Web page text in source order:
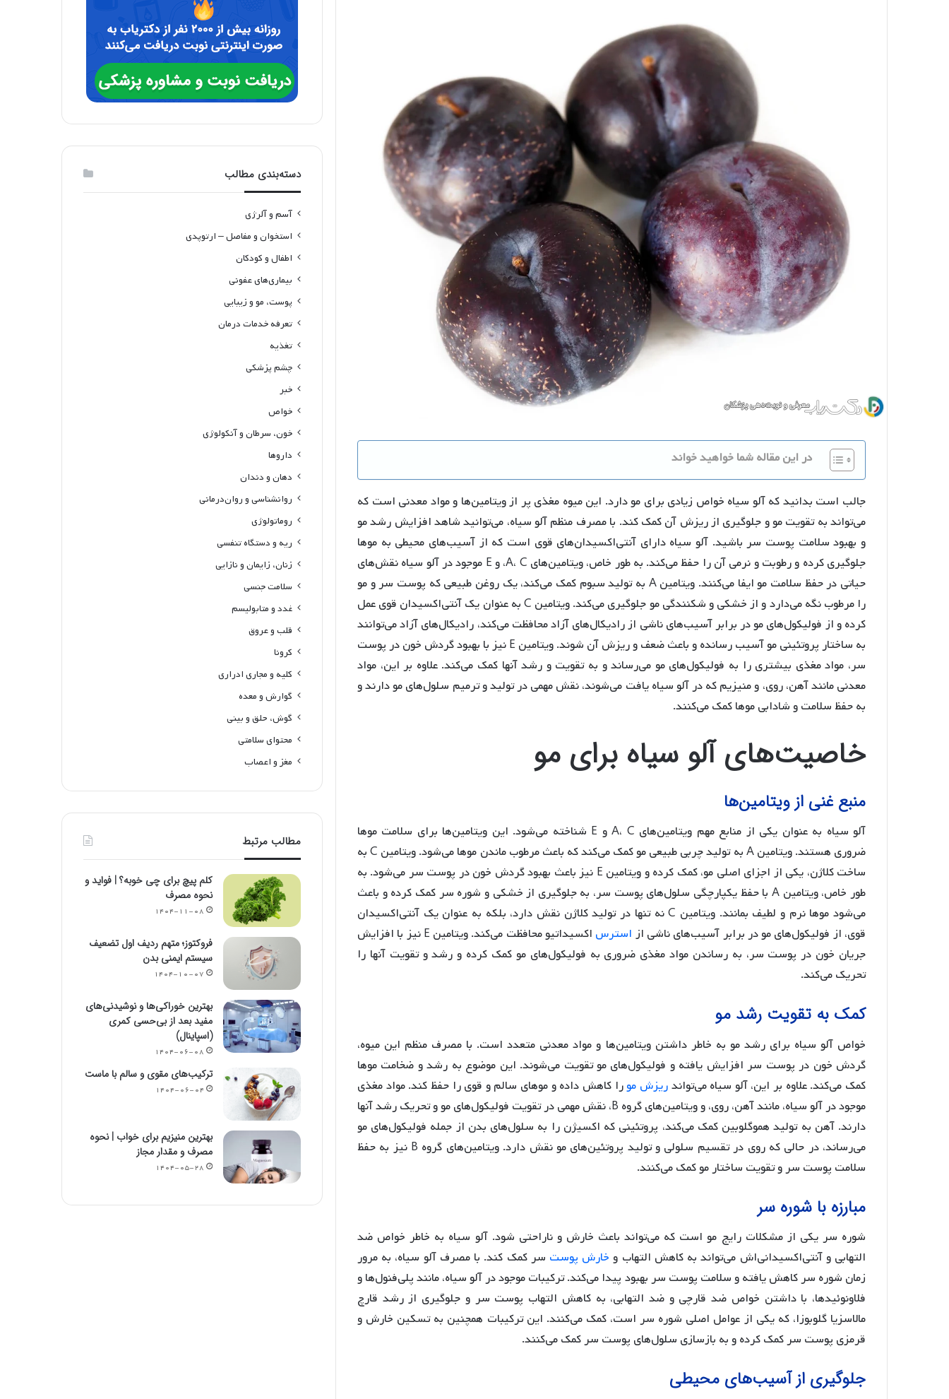
در این مقاله شما خواهید خواند
جالب است بدانید که آلو سیاه خواص زیادی برای مو دارد. این میوه مغذی پر از ویتامین‌ها و مواد معدنی است که
می‌تواند به تقویت مو و جلوگیری از ریزش آن کمک کند. با مصرف منظم آلو سیاه، می‌توانید شاهد افزایش رشد مو
و بهبود سلامت پوست سر باشید. آلو سیاه دارای آنتی‌اکسیدان‌های قوی است که از آسیب‌های محیطی به موها
جلوگیری کرده و رطوبت و نرمی آن را حفظ می‌کند. به طور خاص، ویتامین‌های A، C، و E موجود در آلو سیاه نقش‌های
حیاتی در حفظ سلامت مو ایفا می‌کنند. ویتامین A به تولید سبوم کمک می‌کند، یک روغن طبیعی که پوست سر و مو
را مرطوب نگه می‌دارد و از خشکی و شکنندگی مو جلوگیری می‌کند. ویتامین C به عنوان یک آنتی‌اکسیدان قوی عمل
کرده و از فولیکول‌های مو در برابر آسیب‌های ناشی از رادیکال‌های آزاد محافظت می‌کند، رادیکال‌های آزاد می‌توانند
به ساختار پروتئینی مو آسیب رسانده و باعث ضعف و ریزش آن شوند. ویتامین E نیز با بهبود گردش خون در پوست
سر، مواد مغذی بیشتری را به فولیکول‌های مو می‌رساند و به تقویت و رشد آنها کمک می‌کند. علاوه بر این، مواد
معدنی مانند آهن، روی، و منیزیم که در آلو سیاه یافت می‌شوند، نقش مهمی در تولید و ترمیم سلول‌های مو دارند و
به حفظ سلامت و شادابی موها کمک می‌کنند.
خاصیت‌های آلو سیاه برای مو
منبع غنی از ویتامین‌ها
آلو سیاه به عنوان یکی از منابع مهم ویتامین‌های A، C و E شناخته می‌شود. این ویتامین‌ها برای سلامت موها
ضروری هستند. ویتامین A به تولید چربی طبیعی مو کمک می‌کند که باعث مرطوب ماندن موها می‌شود. ویتامین C به
ساخت کلاژن، یکی از اجزای اصلی مو، کمک کرده و ویتامین E نیز باعث بهبود گردش خون در پوست سر می‌شود. به
طور خاص، ویتامین A با حفظ یکپارچگی سلول‌های پوست سر، به جلوگیری از خشکی و شوره سر کمک کرده و باعث
می‌شود موها نرم و لطیف بمانند. ویتامین C نه تنها در تولید کلاژن نقش دارد، بلکه به عنوان یک آنتی‌اکسیدان
قوی، از فولیکول‌های مو در برابر آسیب‌های ناشی از استرس
اکسیداتیو محافظت می‌کند. ویتامین E نیز با افزایش
جریان خون در پوست سر، به رساندن مواد مغذی ضروری به فولیکول‌های مو کمک کرده و رشد و تقویت آنها را
تحریک می‌کند.
کمک به تقویت رشد مو
خواص آلو سیاه برای رشد مو به خاطر داشتن ویتامین‌ها و مواد معدنی متعدد است. با مصرف منظم این میوه،
گردش خون در پوست سر افزایش یافته و فولیکول‌های مو تقویت می‌شوند. این موضوع به رشد و ضخامت موها
کمک می‌کند. علاوه بر این، آلو سیاه می‌تواندریزش مورا کاهش داده و موهای سالم و قوی را حفظ کند. مواد مغذی
موجود در آلو سیاه، مانند آهن، روی، و ویتامین‌های گروه B، نقش مهمی در تقویت فولیکول‌های مو و تحریک رشد آنها
دارند. آهن به تولید هموگلوبین کمک می‌کند، پروتئینی که اکسیژن را به سلول‌های بدن از جمله فولیکول‌های مو
می‌رساند، در حالی که روی در تقسیم سلولی و تولید پروتئین‌های مو نقش دارد. ویتامین‌های گروه B نیز به حفظ
سلامت پوست سر و تقویت ساختار مو کمک می‌کنند.
مبارزه با شوره سر
شوره سر یکی از مشکلات رایج مو است که می‌تواند باعث خارش و ناراحتی شود. آلو سیاه به خاطر خواص ضد
التهابی و آنتی‌اکسیدانی‌اش می‌تواند به کاهش التهاب و خارش پوست سر کمک کند. با مصرف آلو سیاه، به مرور
زمان شوره سر کاهش یافته و سلامت پوست سر بهبود پیدا می‌کند. ترکیبات موجود در آلو سیاه، مانند پلی‌فنول‌ها و
فلاونوئیدها، با داشتن خواص ضد قارچی و ضد التهابی، به کاهش التهاب پوست سر و جلوگیری از رشد قارچ
مالاسزیا گلوبوزا، که یکی از عوامل اصلی شوره سر است، کمک می‌کنند. این ترکیبات همچنین به تسکین خارش و
قرمزی پوست سر کمک کرده و به بازسازی سلول‌های پوست سر کمک می‌کنند.
جلوگیری از آسیب‌های محیطی
دسته‌بندی مطالب
آسم و آلرژی
استخوان و مفاصل – ارتوپدی
اطفال و کودکان
بیماری‌های عفونی
پوست، مو و زیبایی
تعرفه خدمات درمان
تغذیه
چشم پزشکی
خبر
خواص
خون، سرطان و آنکولوژی
داروها
دهان و دندان
روانشناسی و روان‌درمانی
روماتولوژی
ریه و دستگاه تنفسی
زنان، زایمان و نازایی
سلامت جنسی
غدد و متابولیسم
قلب و عروق
کرونا
کلیه و مجاری ادراری
گوارش و معده
گوش، حلق و بینی
محتوای سلامتی
مغز و اعصاب
مطالب مرتبط
کلم پیچ برای چی خوبه؟ | فواید و
نحوه مصرف
۱۴۰۴-۱۱-۰۸
فروکتوز؛ متهم ردیف اول تضعیف
سیستم ایمنی بدن
۱۴۰۴-۱۰-۰۷
بهترین خوراکی‌ها و نوشیدنی‌های
مفید بعد از بی‌حسی کمری
(اسپاینال)
۱۴۰۴-۰۶-۰۸
ترکیب‌های مقوی و سالم با ماست
۱۴۰۴-۰۶-۰۴
بهترین منیزیم برای خواب | نحوه
مصرف و مقدار مجاز
۱۴۰۴-۰۵-۲۸